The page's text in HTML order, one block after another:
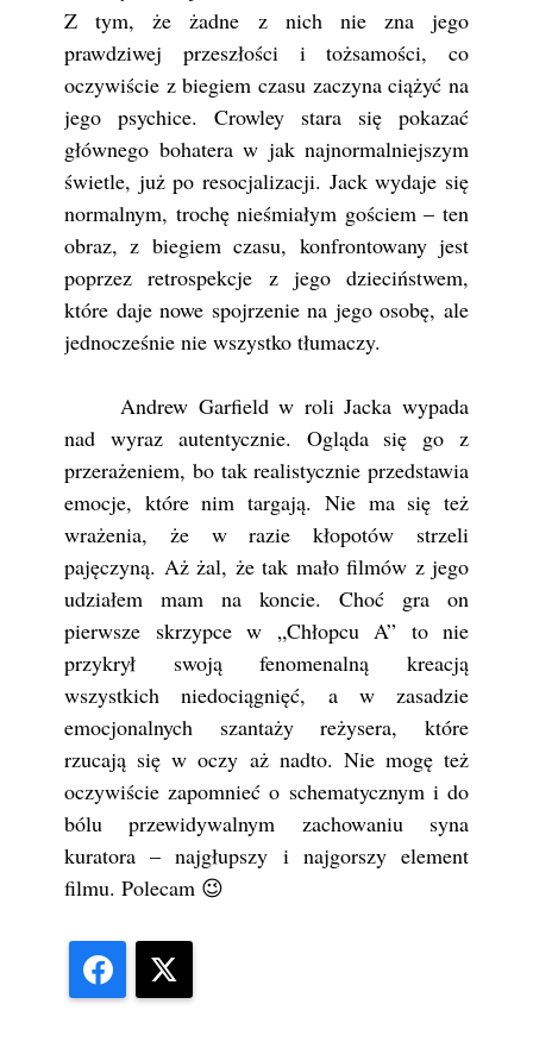
Z tym, że żadne z nich nie zna jego
prawdziwej przeszłości i tożsamości, co
oczywiście z biegiem czasu zaczyna ciążyć na
jego psychice. Crowley stara się pokazać
głównego bohatera w jak najnormalniejszym
świetle, już po resocjalizacji. Jack wydaje się
normalnym, trochę nieśmiałym gościem – ten
obraz, z biegiem czasu, konfrontowany jest
poprzez retrospekcje z jego dzieciństwem,
które daje nowe spojrzenie na jego osobę, ale
jednocześnie nie wszystko tłumaczy.
Andrew Garfield w roli Jacka wypada
nad wyraz autentycznie. Ogląda się go z
przerażeniem, bo tak realistycznie przedstawia
emocje, które nim targają. Nie ma się też
wrażenia, że w razie kłopotów strzeli
pajęczyną. Aż żal, że tak mało filmów z jego
udziałem mam na koncie. Choć gra on
pierwsze skrzypce w „Chłopcu A” to nie
przykrył swoją fenomenalną kreacją
wszystkich niedociągnięć, a w zasadzie
emocjonalnych szantaży reżysera, które
rzucają się w oczy aż nadto. Nie mogę też
oczywiście zapomnieć o schematycznym i do
bólu przewidywalnym zachowaniu syna
kuratora – najgłupszy i najgorszy element
filmu. Polecam 😉
Facebook